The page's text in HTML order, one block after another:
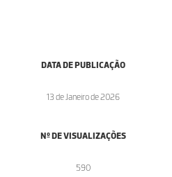
DATA DE PUBLICAÇÃO
13 de Janeiro de 2026
Nº DE VISUALIZAÇÕES
590